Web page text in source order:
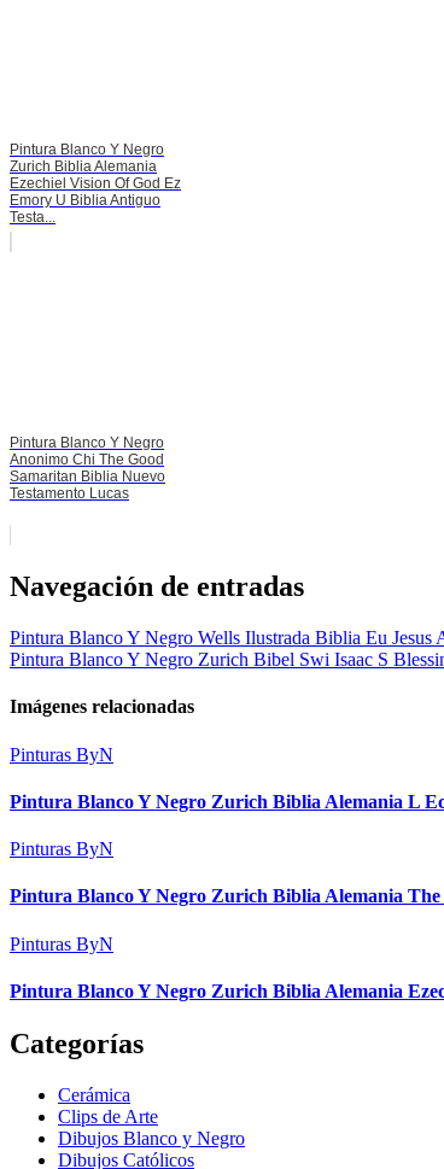
Pintura Blanco Y Negro
Zurich Biblia Alemania
Ezechiel Vision Of God Ez
Emory U Biblia Antiguo
Testa...
Pintura Blanco Y Negro
Anonimo Chi The Good
Samaritan Biblia Nuevo
Testamento Lucas
Navegación de entradas
Pintura Blanco Y Negro Wells Ilustrada Biblia Eu Jesus
Pintura Blanco Y Negro Zurich Bibel Swi Isaac S
Imágenes relacionadas
Pinturas ByN
Pintura Blanco Y Negro Zurich Biblia Alemania L
Pinturas ByN
Pintura Blanco Y Negro Zurich Biblia Alemania
Pinturas ByN
Pintura Blanco Y Negro Zurich Biblia Alemania
Categorías
Cerámica
Clips de Arte
Dibujos Blanco y Negro
Dibujos Católicos